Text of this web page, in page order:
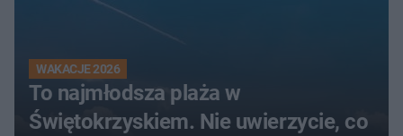
WAKACJE 2026
To najmłodsza plaża w
Świętokrzyskiem. Nie uwierzycie, co